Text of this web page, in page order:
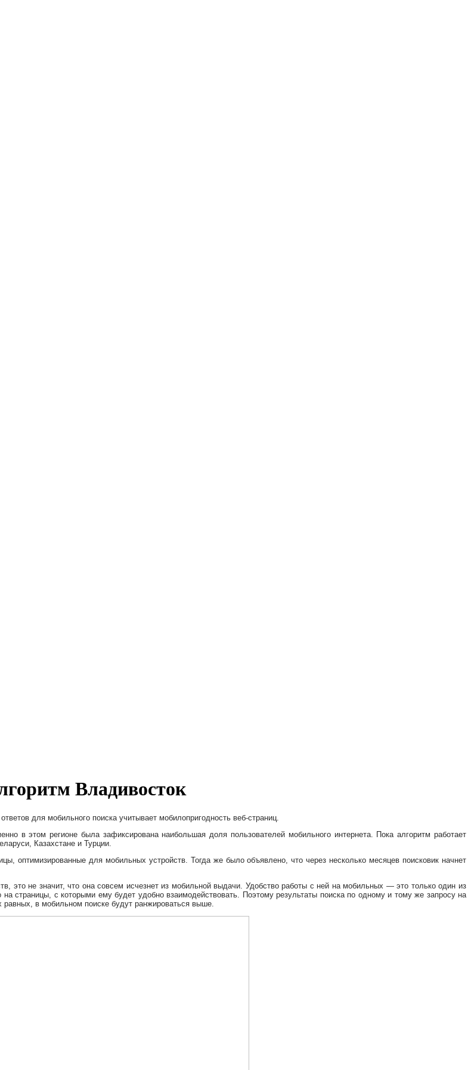
Владивосток
для мобильного поиска учитывает мобилопригодность веб-страниц.
в этом регионе была зафиксирована наибольшая доля пользователей мобильного интернета. Пока алгоритм работает
Казахстане и Турции.
оптимизированные для мобильных устройств. Тогда же было объявлено, что через несколько месяцев поисковик начнет
это не значит, что она совсем исчезнет из мобильной выдачи. Удобство работы с ней на мобильных — это только один из
страницы, с которыми ему будет удобно взаимодействовать. Поэтому результаты поиска по одному и тому же запросу на
в мобильном поиске будут ранжироваться выше.